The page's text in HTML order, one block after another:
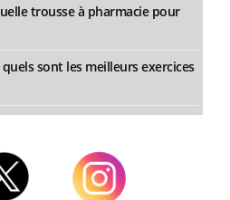
trousse à pharmacie pour
sont les meilleurs exercices